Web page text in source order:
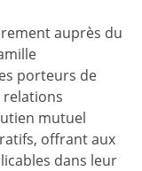
auprès du
porteurs de
relations
mutuel
offrant aux
dans leur